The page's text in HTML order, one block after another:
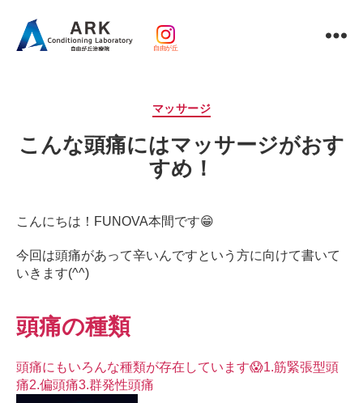
ト
ン
ｘ
整
灸・
ッ
サ
ー
自由が丘
カ
ゴ
リ
ー
マッサージ
こんな頭痛にはマッサージがおす
すめ！
こんにちは！ FUNOVA本間です😁
今回は頭痛があって辛いんですという方に向けて書いて
いきます(^^)
頭痛の種類
頭痛にもいろんな種類が存在しています😱1.筋緊張型頭
痛2.偏頭痛3.群発性頭痛